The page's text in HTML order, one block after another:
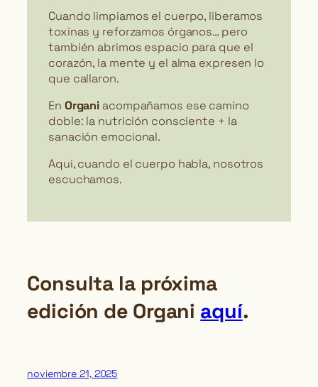
Cuando limpiamos el cuerpo, liberamos
toxinas y reforzamos órganos… pero
también abrimos espacio para que el
corazón, la mente y el alma expresen lo
que callaron.
En Organi acompañamos ese camino
doble: la nutrición consciente + la
sanación emocional.
Aqui, cuando el cuerpo habla, nosotros
escuchamos.
Consulta la próxima
edición de Organi aquí.
noviembre 21, 2025